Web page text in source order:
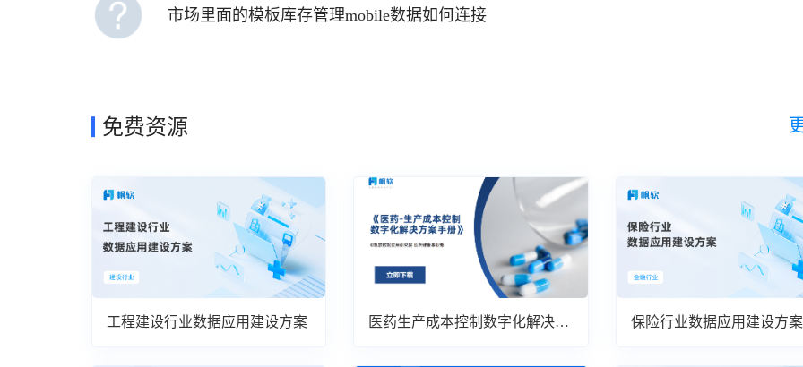
市场里面的模板库存管理mobile数据如何连接
免费资源
工程建设行业数据应用建设方案
医药生产成本控制数字化解决方
保险行业数据应用建设方案